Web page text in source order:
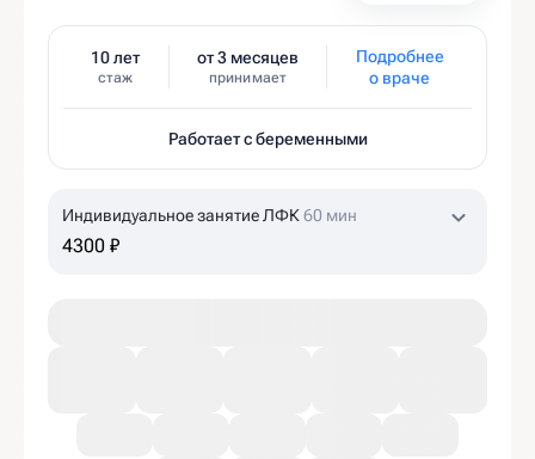
10 лет
стаж
от 3 месяцев
принимает
Подробнее
о враче
Работает с беременными
Индивидуальное занятие ЛФК60 мин
4300 ₽